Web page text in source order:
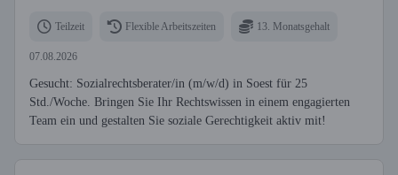
Teilzeit Flexible Arbeitszeiten 13. Monatsgehalt
07.08.2026
Gesucht: Sozialrechtsberater/in (m/w/d) in Soest für 25
Std./Woche. Bringen Sie Ihr Rechtswissen in einem engagierten
Team ein und gestalten Sie soziale Gerechtigkeit aktiv mit!